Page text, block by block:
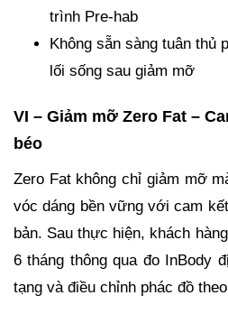
trình Pre-hab
Không sẵn sàng tuân thủ
lối sống sau giảm mỡ
VI – Giảm mỡ Zero Fat –
béo
Zero Fat không chỉ giảm mỡ
vóc dáng bền vững với cam
bản. Sau thực hiện, khách
6 tháng thông qua đo InBody
tạng và điều chỉnh phác đồ